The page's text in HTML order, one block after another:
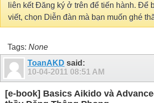
liên kết Đăng ký ở trên để tiến hành. Để
viết, chọn Diễn đàn mà bạn muốn ghé
Tags: None
ToanAKD said:
10-04-2011 08:51 AM
[e-book] Basics Aikido và